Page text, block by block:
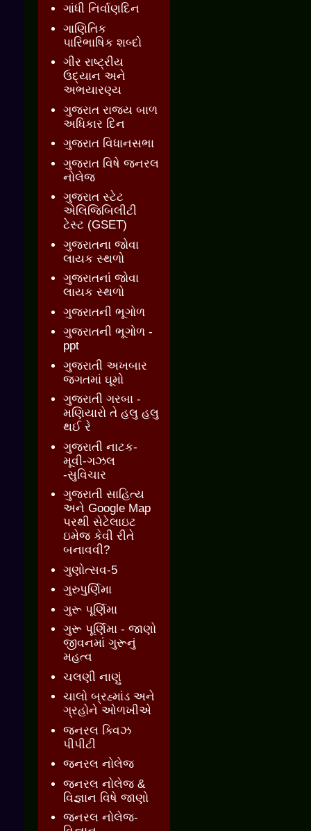
ગાંધી નિર્વાણદિન
ગાણિતિક
પારિભાષિક શબ્દો
ગીર રાષ્ટ્રીય
ઉદ્યાન અને
અભયારણ્ય
ગુજરાત રાજ્ય બાળ
અધિકાર દિન
ગુજરાત વિધાનસભા
ગુજરાત વિષે જનરલ
નોલેજ
ગુજરાત સ્ટેટ
એલિજિબિલીટી
ટેસ્ટ (GSET)
ગુજરાતના જોવા
લાયક સ્થળો
ગુજરાતનાં જોવા
લાયક સ્થળો
ગુજરાતની ભૂગોળ
ગુજરાતની ભૂગોળ -
ppt
ગુજરાતી અખબાર
જગતમાં ઘૂમો
ગુજરાતી ગરબા -
મણિયારો તે હલુ હલુ
થઈ રે
ગુજરાતી નાટક-
મૂવી-ગઝલ
-સુવિચાર
ગુજરાતી સાહિત્ય
અને Google Map
પરથી સેટેલાઇટ
ઇમેજ કેવી રીતે
બનાવવી?
ગુણોત્સવ-5
ગુરુપુર્ણિમા
ગુરૂ પૂર્ણિમા
ગુરૂ પૂર્ણિમા - જાણો
જીવનમાં ગુરૂનું
મહત્વ
ચલણી નાણું
ચાલો બ્રહ્માંડ અને
ગ્રહોને ઓળખીએ
જનરલ ક્વિઝ
પીપીટી
જનરલ નોલેજ
જનરલ નોલેજ &
વિજ્ઞાન વિષે જાણો
જનરલ નોલેજ-